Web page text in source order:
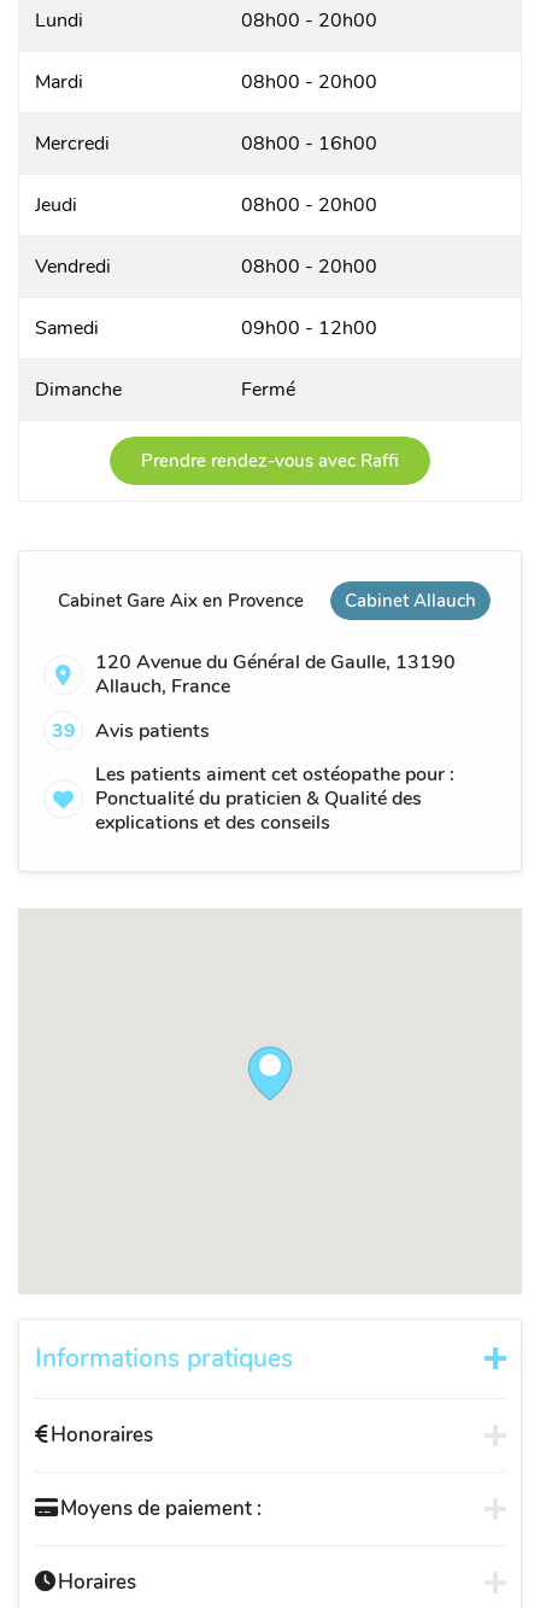
Cabinet Gare Aix en Provence Cabinet Allauch
120 Avenue du Général de Gaulle, 13190
Allauch, France
39
Avis patients
Les patients aiment cet ostéopathe pour :
Ponctualité du praticien & Qualité des
explications et des conseils
Informations pratiques
Honoraires
Moyens de paiement :
Horaires
Lundi 08h00 - 20h00
Mardi 08h00 - 20h00
Mercredi 08h00 - 16h00
Jeudi 08h00 - 20h00
Vendredi 08h00 - 20h00
Samedi 09h00 - 12h00
Dimanche Fermé
Prendre rendez-vous avec Raffi